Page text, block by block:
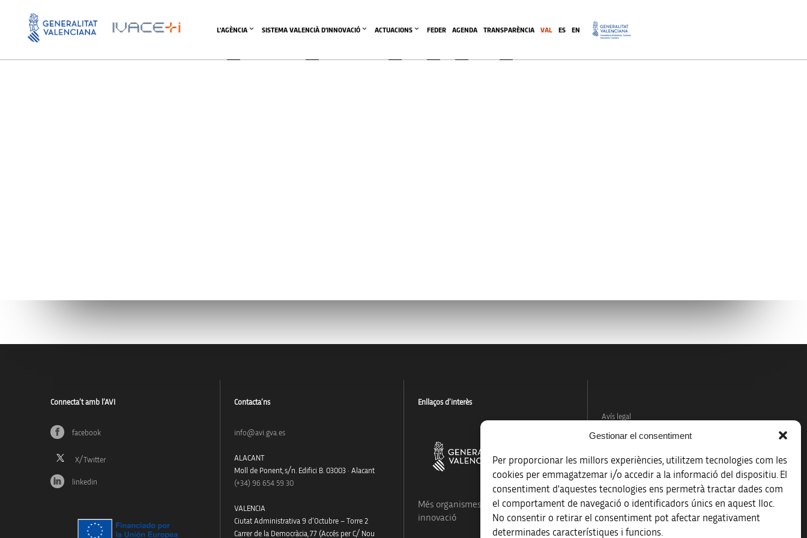
Gestionar el consentiment
Per proporcionar les millors experiències, utilitzem tecnologies com les
cookies per emmagatzemar i/o accedir a la informació del dispositiu. El
consentiment d'aquestes tecnologies ens permetrà tractar dades com
el comportament de navegació o identificadors únics en aquest lloc.
No consentir o retirar el consentiment pot afectar negativament
determinades característiques i funcions.
L'AGÈNCIA SISTEMA VALENCIÀ D'INNOVACIÓ ACTUACIONS FEDER AGENDA TRANSPARÈNCIA .
VAL ES EN
Connecta’t amb l’AVI
facebook
linkedin
Contacta’ns
info@avi.gva.es
ALACANT
Moll de Ponent, s/n. Edifici B. 03003 · Alacant
(+34) 96 654 59 30
VALENCIA
Ciutat Administrativa 9 d’Octubre – Torre 2
Carrer de la Democràcia, 77 (Accés per C/ Nou
Enllaços d’interès
Més organismes de suport a la
innovació
Avís legal
Registre d’activitats de tractament
Accessibilitat
Mapa web